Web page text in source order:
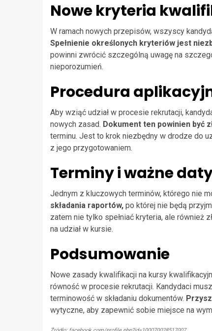
Nowe kryteria
W ramach nowych przepisów, wszyscy
Spełnienie określonych kryteriów jest
powinni zwrócić szczególną uwagę na
nieporozumień.
Procedura
Aby wziąć udział w procesie rekrutacji,
nowych zasad. Dokument ten powinien być
terminu. Jest to krok niezbędny w drodze do
z jego przygotowaniem.
Terminy i ważne
Jednym z kluczowych terminów, którego nie
składania raportów, po której nie będą
zatem nie tylko spełniać kryteria, ale również
na udział w kursie.
Podsumowanie
Nowe zasady kwalifikacji na kursy
równość w procesie rekrutacji. Kandydaci
terminowość w składaniu dokumentów.
wytyczne, aby zapewnić sobie miejsce na